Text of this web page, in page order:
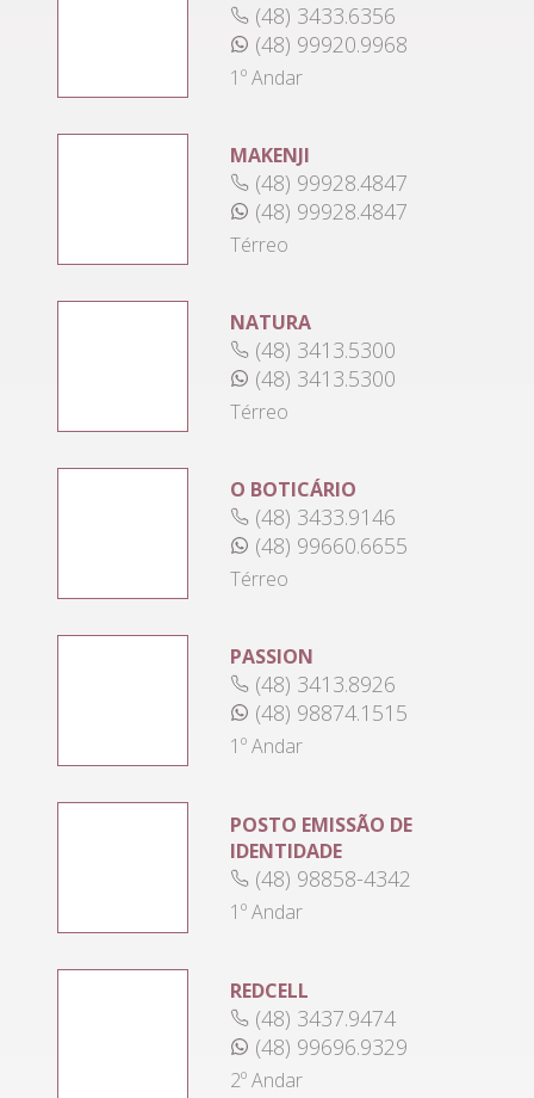
(48) 3433.6356
(48) 99920.9968
1º Andar
MAKENJI
(48) 99928.4847
(48) 99928.4847
Térreo
NATURA
(48) 3413.5300
(48) 3413.5300
Térreo
O BOTICÁRIO
(48) 3433.9146
(48) 99660.6655
Térreo
PASSION
(48) 3413.8926
(48) 98874.1515
1º Andar
POSTO EMISSÃO DE
IDENTIDADE
(48) 98858-4342
1º Andar
REDCELL
(48) 3437.9474
(48) 99696.9329
2º Andar